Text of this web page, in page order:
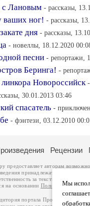
с Лановым - рассказы,
ног! - рассказы,
дня - рассказы,
- новеллы, 18.12.2020
песни - репортажи,
Беринга! -
Новороссийск
30.01.2013 03:46
спасатель -
- фэнтези, 03.12.2010
Мы
Рецензии
предоставляет авторам
принадлежат авторам и
за тексты
на основании Политики
портала Проза.ру –